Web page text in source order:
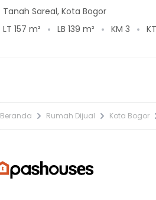
Tanah Sareal, Kota Bogor
LT 157 m² LB 139 m² KM 3 KT
Beranda Rumah Dijual Kota Bogor